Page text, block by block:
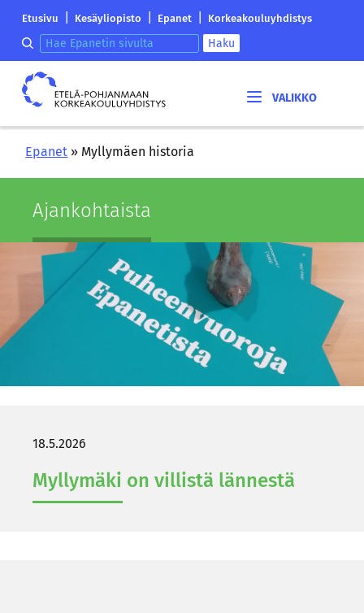
Etelä-
korkeakouluyhdistyksen
saapumissivu
Etusivu Kesäyliopisto Epanet Korkeakouluyhdistys
Hae epanetin sivulta Haku
Etelä-
Pohjanmaan
Epanet » Myllymäen historia
Ajan­koh­tais­ta
18.5.2026
Myl­ly­mä­ki on vil­lis­tä län­nes­tä